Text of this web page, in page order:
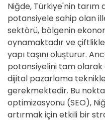
Niğde, Türkiye'nin tarım
potansiyele sahip olan
sektörü, bölgenin
oynamaktadır ve
yapı taşını oluşturur.
potansiyelini tam
dijital pazarlama
gerekmektedir. Bu
optimizasyonu (SEO),
artırmak için etkili bir